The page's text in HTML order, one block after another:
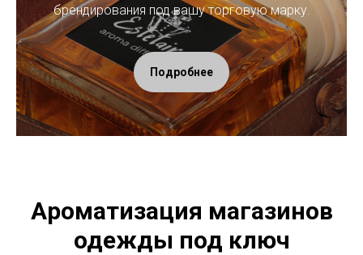
брендирования под вашу торговую марку.
Подробнее
Ароматизация магазинов
одежды под ключ